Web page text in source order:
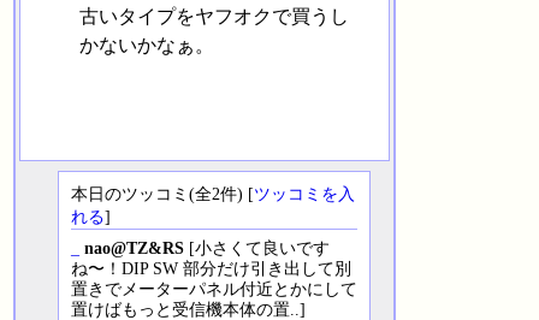
古いタイプをヤフオクで買うし
かないかなぁ。
本日のツッコミ(全2件) [ツッコミを入
れる]
nao@TZ&RS[小さくて良いです
ね〜！DIP SW 部分だけ引き出して別
置きでメーターパネル付近とかにして
置けばもっと受信機本体の置..]